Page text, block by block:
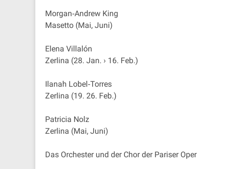
Morgan‐Andrew King
Masetto (Mai, Juni)
Elena Villalón
Zerlina (28. Jan. › 16. Feb.)
Ilanah Lobel‐Torres
Zerlina (19. 26. Feb.)
Patricia Nolz
Zerlina (Mai, Juni)
Das Orchester und der Chor der Pariser Oper